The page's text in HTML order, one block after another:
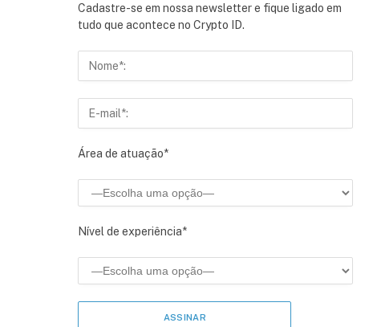
Cadastre-se em nossa newsletter e fique ligado em
tudo que acontece no Crypto ID.
Área de atuação*
Nível de experiência*